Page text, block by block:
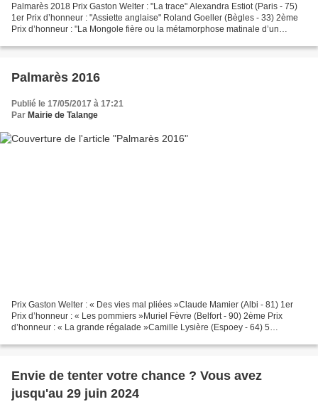
Palmarès 2018 Prix Gaston Welter : "La trace" Alexandra Estiot (Paris - 75)
1er Prix d’honneur : "Assiette anglaise" Roland Goeller (Bègles - 33) 2ème
Prix d’honneur : "La Mongole fière ou la métamorphose matinale d’un
Palmarès 2016
Publié le 17/05/2017 à 17:21
Par Mairie de Talange
Prix Gaston Welter : « Des vies mal pliées »Claude Mamier (Albi - 81) 1er
Prix d’honneur : « Les pommiers »Muriel Fèvre (Belfort - 90) 2ème Prix
d’honneur : « La grande régalade »Camille Lysière (Espoey - 64) 5
Envie de tenter votre chance ? Vous avez
jusqu'au 29 juin 2024